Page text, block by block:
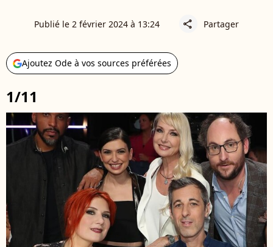
Publié le 2 février 2024 à 13:24 share Partager
Ajoutez Ode à vos sources préférées
1/11